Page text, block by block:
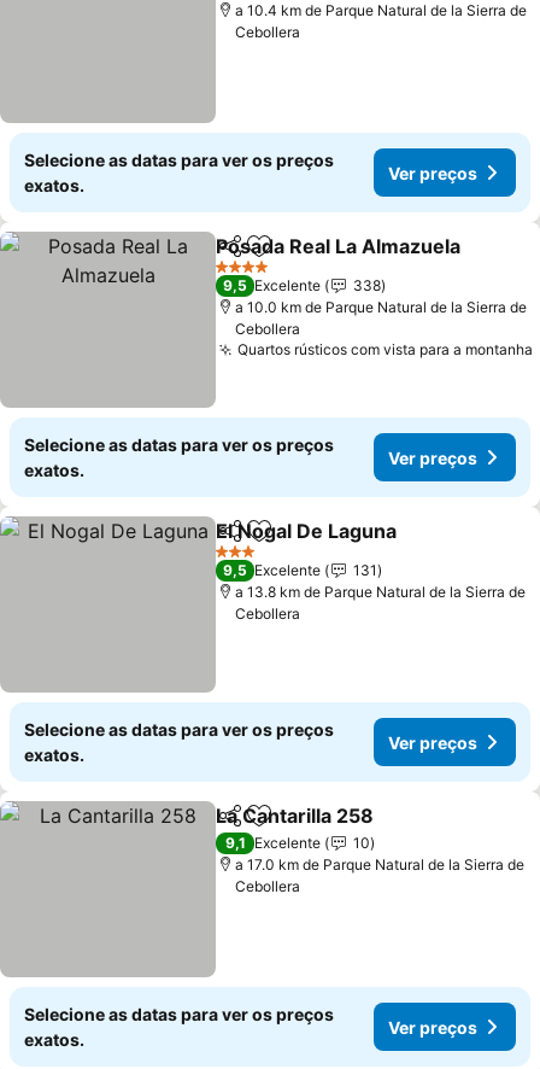
a 10.4 km de Parque Natural de la Sierra de
Cebollera
Selecione as datas para ver os preços
exatos.
Ver preços
PartilharAdicionar aos favoritos
Posada Real La Almazuela
4 Estrelas
9,5 Excelente
338
a 10.0 km de Parque Natural de la Sierra de
Cebollera
Quartos rústicos com vista para a montanha
Selecione as datas para ver os preços
exatos.
Ver preços
PartilharAdicionar aos favoritos
El Nogal De Laguna
3 Estrelas
9,5 Excelente
131
a 13.8 km de Parque Natural de la Sierra de
Cebollera
Selecione as datas para ver os preços
exatos.
Ver preços
PartilharAdicionar aos favoritos
La Cantarilla 258
9,1 Excelente
10
a 17.0 km de Parque Natural de la Sierra de
Cebollera
Selecione as datas para ver os preços
exatos.
Ver preços